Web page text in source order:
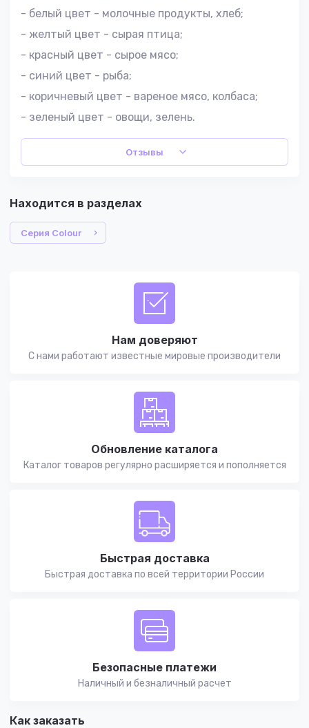
- белый цвет - молочные продукты, хлеб;
- желтый цвет - сырая птица;
- красный цвет - сырое мясо;
- синий цвет - рыба;
- коричневый цвет - вареное мясо, колбаса;
- зеленый цвет - овощи, зелень.
Отзывы
Находится в разделах
Серия Colour
Нам доверяют
С нами работают известные мировые производители
Обновление каталога
Каталог товаров регулярно расширяется и пополняется
Быстрая доставка
Быстрая доставка по всей территории России
Безопасные платежи
Наличный и безналичный расчет
Как заказать